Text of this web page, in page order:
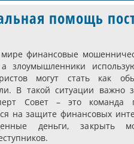
помощь
финансовые
злоумышленники
могут стать как
В такой ситуации важно
Совет – это команда
на защите финансовых
деньги, закрыть